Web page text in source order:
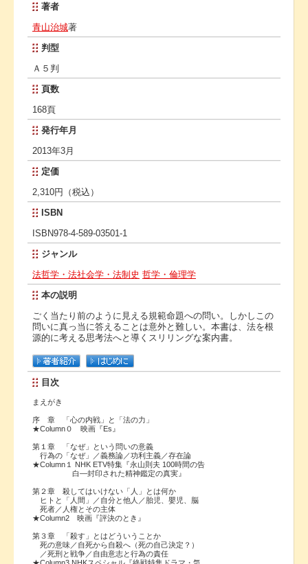
著者
青山治城著
判型
Ａ５判
頁数
168頁
発行年月
2013年3月
定価
2,310円（税込）
ISBN
ISBN978-4-589-03501-1
ジャンル
法哲学・法社会学・法制史 哲学・倫理学
本の説明
ごく当たり前のように見える規範命題への問い。しかしこの
問いに真っ当に答えることは意外と難しい。本書は、法を根
源的に考える思考法へと導くスリリングな案内書。
目次
まえがき
序 章 「心の内戦」と「法の力」
★Column０ 映画『Es』
第１章 「なぜ」という問いの意義
行為の「なぜ」／義務論／功利主義／存在論
★Column１ NHK ETV特集『永山則夫 100時間の告
白―封印された精神鑑定の真実』
第２章 殺してはいけない「人」とは何か
ヒトと「人間」／自分と他人／胎児、嬰児、脳
死者／人権とその主体
★Column2 映画『評決のとき』
第３章 「殺す」とはどういうことか
死の意味／自死から自殺へ（死の自己決定？）
／死刑と戦争／自由意志と行為の責任
★Column3 NHKスペシャル『終戦特集ドラマ・気